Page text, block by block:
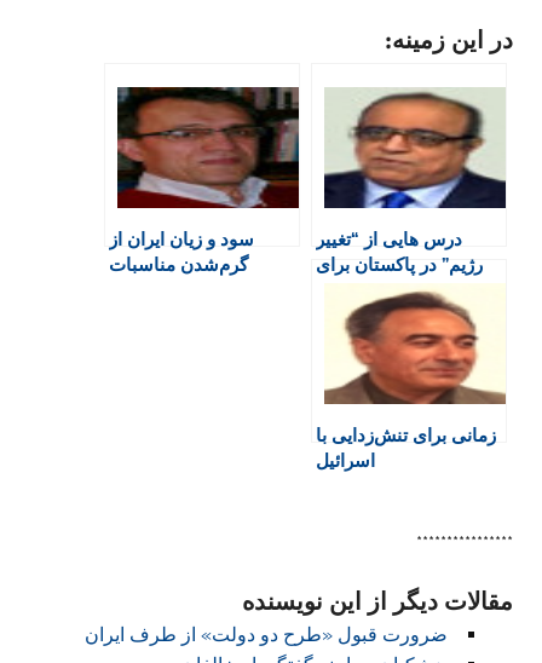
l
g
r
a
m
t
a
r
i
n
a
s
A
p
p
t
F
r
i
e
در این زمینه:
درس هایی از “تغییر
رژیم” در پاکستان برای
کشورمان ایران
سود و زیان ایران از
گرم‌شدن مناسبات
زمانی برای تنش‌زدایی با
اسرائیل
****************
مقالات دیگر از این نویسنده
ضرورت قبول «طرح دو دولت» از طرف ایران